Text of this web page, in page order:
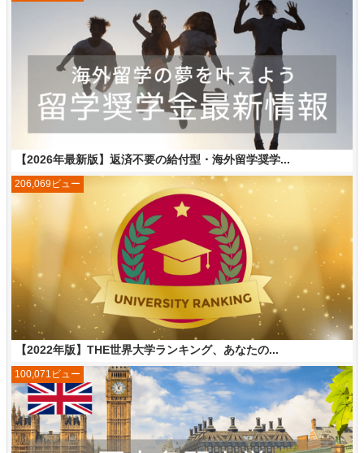
【2026年最新版】返済不要の給付型・海外留学奨学...
【2022年版】THE世界大学ランキング、あなたの...
206,069ビュー
100,071ビュー